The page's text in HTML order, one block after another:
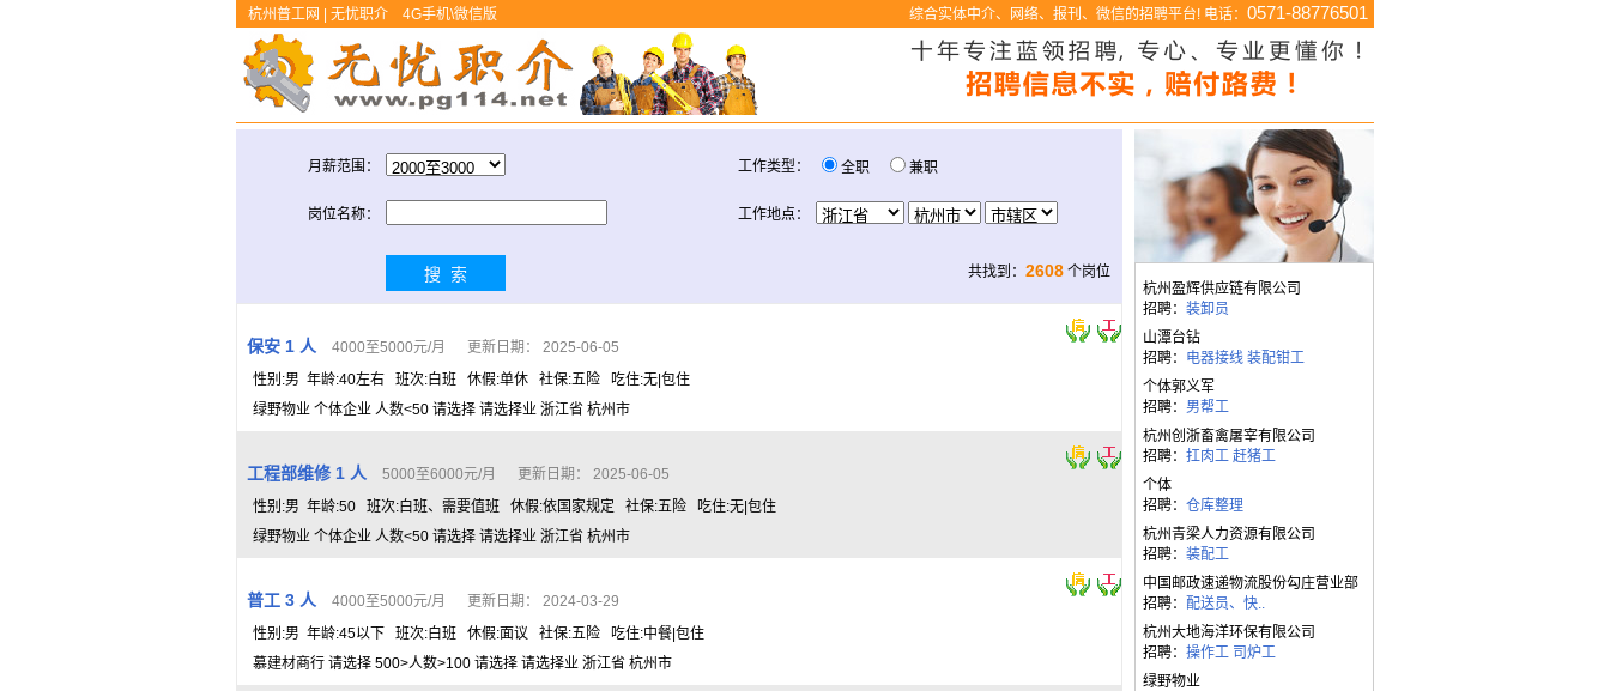
杭州普工网 | 无忧职介 4G手机\微信版 综合实体中介、网络、报刊、微信的招聘平台! 电话： 0571-88776501
月薪范围： 工作类型： 全职 兼职
岗位名称： 工作地点：
共找到： 2608 个岗位
保安 1 人
4000至5000元/月 更新日期： 2025-06-05
性别:男 年龄:40左右 班次:白班 休假:单休 社保:五险 吃住:无|包住
绿野物业 个体企业 人数<50 请选择 请选择业 浙江省 杭州市
工程部维修 1 人
5000至6000元/月 更新日期： 2025-06-05
性别:男 年龄:50 班次:白班、需要值班 休假:依国家规定 社保:五险 吃住:无|包住
绿野物业 个体企业 人数<50 请选择 请选择业 浙江省 杭州市
普工 3 人
4000至5000元/月 更新日期： 2024-03-29
性别:男 年龄:45以下 班次:白班 休假:面议 社保:五险 吃住:中餐|包住
慕建材商行 请选择 500>人数>100 请选择 请选择业 浙江省 杭州市
杭州盈辉供应链有限公司
招聘： 装卸员
山潭台钻
招聘： 电器接线 装配钳工
个体郭义军
招聘： 男帮工
杭州创浙畜禽屠宰有限公司
招聘： 扛肉工 赶猪工
个体
招聘： 仓库整理
杭州青梁人力资源有限公司
招聘： 装配工
中国邮政速递物流股份勾庄营业部
招聘： 配送员、快..
杭州大地海洋环保有限公司
招聘： 操作工 司炉工
绿野物业